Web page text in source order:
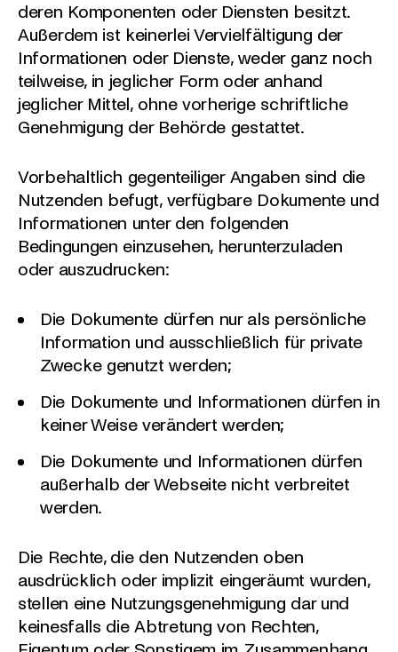
deren Komponenten oder Diensten besitzt.
Außerdem ist keinerlei Vervielfältigung der
Informationen oder Dienste, weder ganz noch
teilweise, in jeglicher Form oder anhand
jeglicher Mittel, ohne vorherige schriftliche
Genehmigung der Behörde gestattet.
Vorbehaltlich gegenteiliger Angaben sind die
Nutzenden befugt, verfügbare Dokumente und
Informationen unter den folgenden
Bedingungen einzusehen, herunterzuladen
oder auszudrucken:
Die Dokumente dürfen nur als persönliche
Information und ausschließlich für private
Zwecke genutzt werden;
Die Dokumente und Informationen dürfen in
keiner Weise verändert werden;
Die Dokumente und Informationen dürfen
außerhalb der Webseite nicht verbreitet
werden.
Die Rechte, die den Nutzenden oben
ausdrücklich oder implizit eingeräumt wurden,
stellen eine Nutzungsgenehmigung dar und
keinesfalls die Abtretung von Rechten,